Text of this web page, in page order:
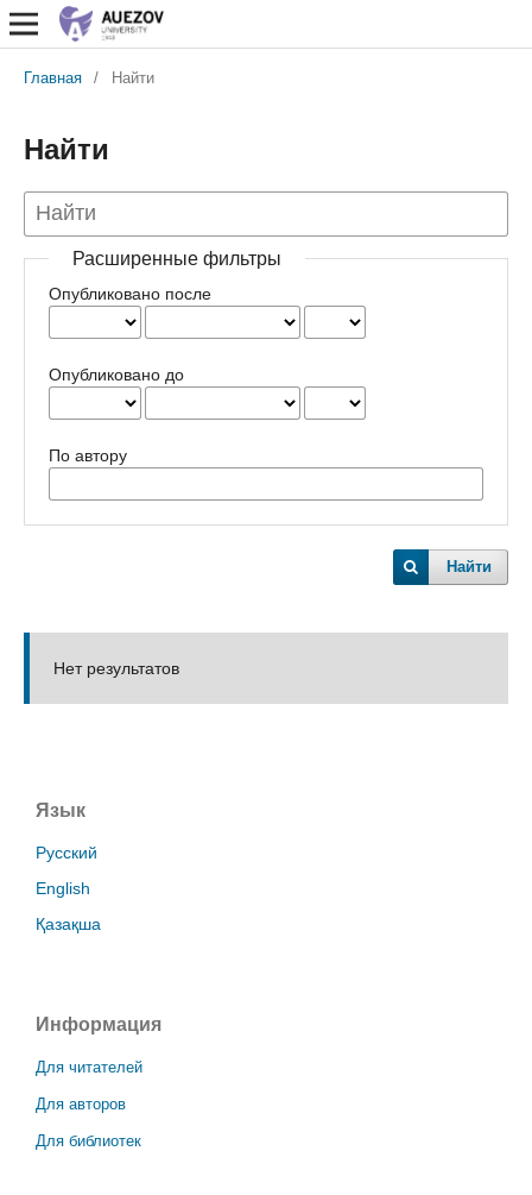
Главная / Найти
Найти
Расширенные фильтры
Опубликовано после
Опубликовано до
По автору
Найти
Нет результатов
Язык
Русский
English
Қазақша
Информация
Для читателей
Для авторов
Для библиотек